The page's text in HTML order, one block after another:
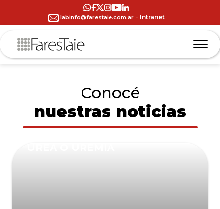
labinfo@farestaie.com.ar - Intranet
Conocé
nuestras noticias